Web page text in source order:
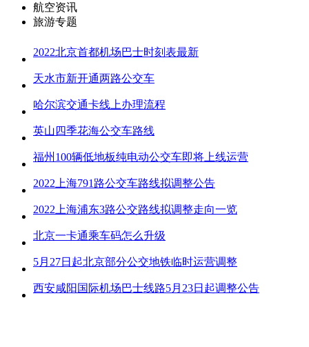
航空资讯
旅游专题
2022北京首都机场巴士时刻表最新
天水市新开通两路公交车
哈尔滨交通卡线上办理流程
英山四季花海公交车路线
福州100辆低地板纯电动公交车即将上线运营
2022上海791路公交车路线拟调整公告
2022上海浦东3路公交路线拟调整走向一览
北京一卡通乘车码怎么升级
5月27日起北京部分公交地铁临时运营调整
西安咸阳国际机场巴士线路5月23日起调整公告